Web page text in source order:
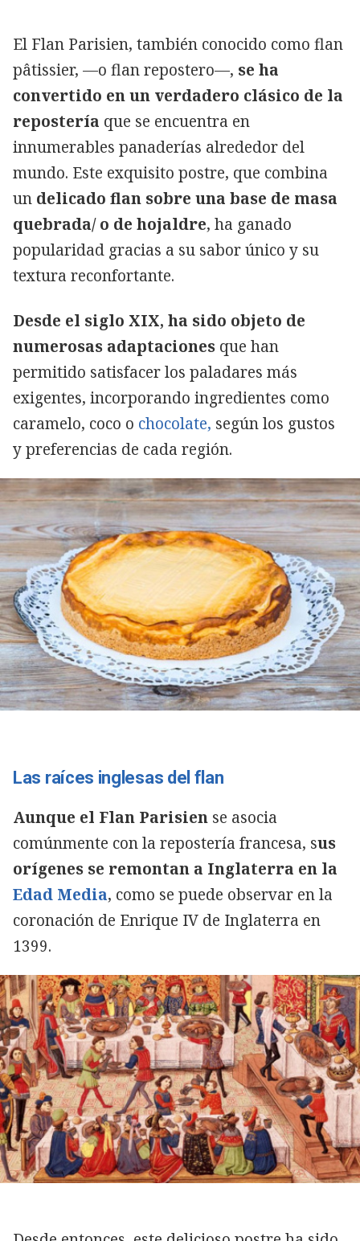
El Flan Parisien, también conocido como flan
pâtissier, —o flan repostero—, se ha
convertido en un verdadero clásico de la
repostería que se encuentra en
innumerables panaderías alrededor del
mundo. Este exquisito postre, que combina
un delicado flan sobre una base de masa
quebrada/ o de hojaldre, ha ganado
popularidad gracias a su sabor único y su
textura reconfortante.
Desde el siglo XIX, ha sido objeto de
numerosas adaptaciones que han
permitido satisfacer los paladares más
exigentes, incorporando ingredientes como
caramelo, coco o chocolate, según los gustos
y preferencias de cada región.
Las raíces inglesas del flan
Aunque el Flan Parisien se asocia
comúnmente con la repostería francesa, sus
orígenes se remontan a Inglaterra en la
Edad Media, como se puede observar en la
coronación de Enrique IV de Inglaterra en
1399.